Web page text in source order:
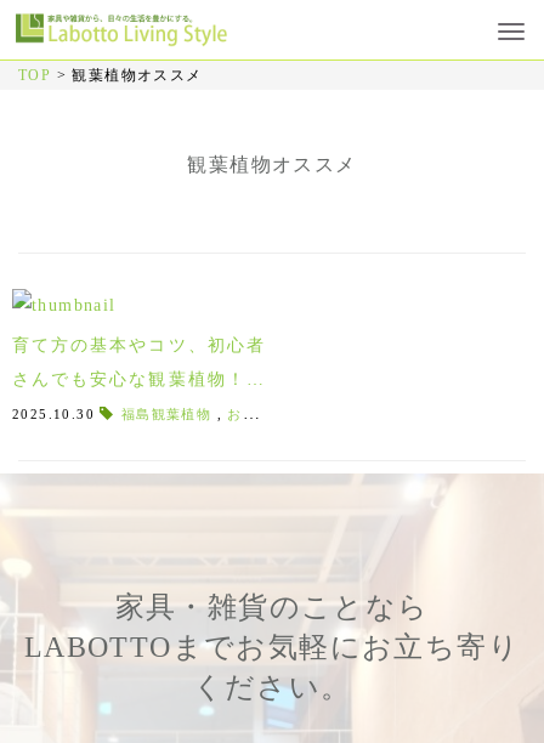
TOP >観葉植物オススメ
観葉植物オススメ
育て方の基本やコツ、初心者
さんでも安心な観葉植物！郡
山で買えるオススメをお教え
2025.10.30 福島観葉植物 お祝い観葉植物
家具・雑貨のことなら
LABOTTOまでお気軽にお立ち寄り
ください。